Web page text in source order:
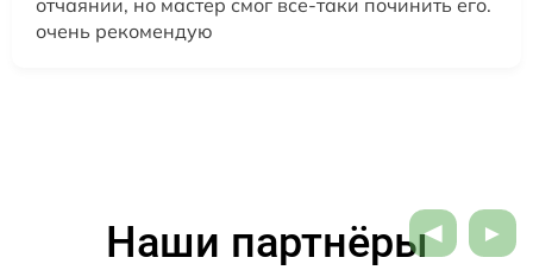
очень рекомендую
Наши партнёры